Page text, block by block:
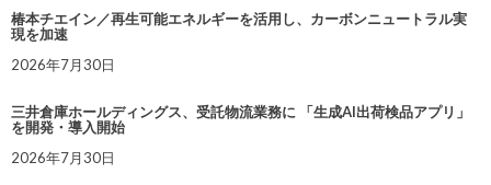
椿本チエイン／再生可能エネルギーを活用し、カーボンニュートラル実
現を加速
2026年7月30日
三井倉庫ホールディングス、受託物流業務に 「生成AI出荷検品アプリ」
を開発・導入開始
2026年7月30日